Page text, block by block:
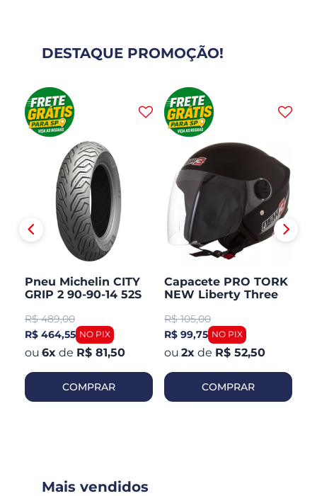
DESTAQUE PROMOÇÃO!
Pneu Michelin CITY
GRIP 2 90-90-14 52S
Dianteiro
R$ 489,00
R$ 464,55
6x de R$ 81,50
COMPRAR
Capacete PRO TORK
NEW Liberty Three
R$ 105,00
R$ 99,75
2x de R$ 52,50
COMPRAR
Mais vendidos